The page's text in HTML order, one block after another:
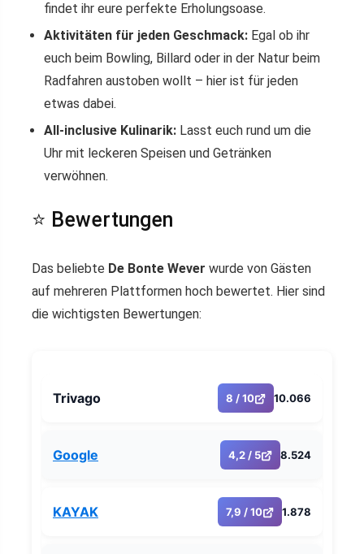
findet ihr eure perfekte Erholungsoase.
Aktivitäten für jeden Geschmack: Egal ob ihr
euch beim Bowling, Billard oder in der Natur beim
Radfahren austoben wollt – hier ist für jeden
etwas dabei.
All-inclusive Kulinarik: Lasst euch rund um die
Uhr mit leckeren Speisen und Getränken
verwöhnen.
⭐ Bewertungen
Das beliebte De Bonte Wever wurde von Gästen
auf mehreren Plattformen hoch bewertet. Hier sind
die wichtigsten Bewertungen:
Trivago 8 / 10 10.066
Google 4,2 / 5 8.524
KAYAK 7,9 / 10 1.878